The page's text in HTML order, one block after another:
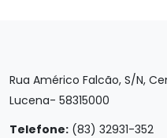
Rua Américo Falcão, S/N,
Lucena- 58315000
Telefone: (83) 32931-352